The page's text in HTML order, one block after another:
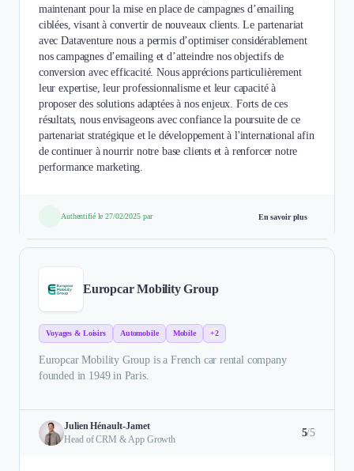
maintenant pour la mise en place de campagnes d’emailing
ciblées, visant à convertir de nouveaux clients. Le partenariat
avec Dataventure nous a permis d’optimiser considérablement
nos campagnes d’emailing et d’atteindre nos objectifs de
conversion avec efficacité. Nous apprécions particulièrement
leur expertise, leur professionnalisme et leur capacité à
proposer des solutions adaptées à nos enjeux. Forts de ces
résultats, nous envisageons avec confiance la poursuite de ce
partenariat stratégique et le développement à l'international afin
de continuer à nourrir notre base clients et à renforcer notre
performance marketing.
Authentifié le 27/02/2025 par En savoir plus
Europcar Mobility Group
Voyages & Loisirs Automobile Mobile +2
Europcar Mobility Group is a French car rental company
founded in 1949 in Paris.
Julien Hénault-Jamet
Head of CRM & App Growth
5/5